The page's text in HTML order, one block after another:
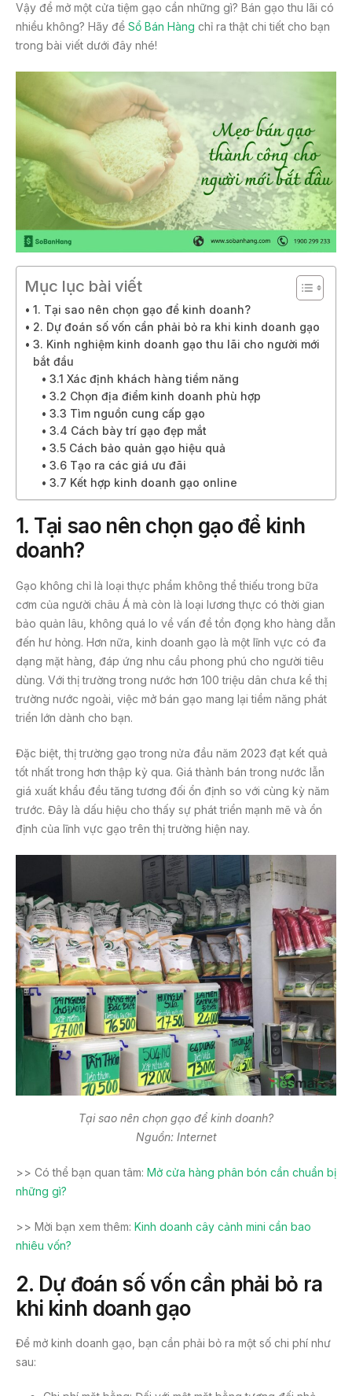
Vậy để mở một cửa tiệm gạo cần những gì? Bán gạo thu lãi có
nhiều không? Hãy để Sổ Bán Hàng chỉ ra thật chi tiết cho bạn
trong bài viết dưới đây nhé!
Mục lục bài viết
1. Tại sao nên chọn gạo để kinh doanh?
2. Dự đoán số vốn cần phải bỏ ra khi kinh doanh gạo
3. Kinh nghiệm kinh doanh gạo thu lãi cho người mới
bắt đầu
3.1 Xác định khách hàng tiềm năng
3.2 Chọn địa điểm kinh doanh phù hợp
3.3 Tìm nguồn cung cấp gạo
3.4 Cách bày trí gạo đẹp mắt
3.5 Cách bảo quản gạo hiệu quả
3.6 Tạo ra các giá ưu đãi
3.7 Kết hợp kinh doanh gạo online
1. Tại sao nên chọn gạo để kinh
doanh?
Gạo không chỉ là loại thực phẩm không thể thiếu trong bữa
cơm của người châu Á mà còn là loại lương thực có thời gian
bảo quản lâu, không quá lo về vấn đề tồn đọng kho hàng dẫn
đến hư hỏng. Hơn nữa, kinh doanh gạo là một lĩnh vực có đa
dạng mặt hàng, đáp ứng nhu cầu phong phú cho người tiêu
dùng. Với thị trường trong nước hơn 100 triệu dân chưa kể thị
trường nước ngoài, việc mở bán gạo mang lại tiềm năng phát
triển lớn dành cho bạn.
Đặc biệt, thị trường gạo trong nửa đầu năm 2023 đạt kết quả
tốt nhất trong hơn thập kỷ qua. Giá thành bán trong nước lẫn
giá xuất khẩu đều tăng tương đối ổn định so với cùng kỳ năm
trước. Đây là dấu hiệu cho thấy sự phát triển mạnh mẽ và ổn
định của lĩnh vực gạo trên thị trường hiện nay.
Tại sao nên chọn gạo để kinh doanh?
Nguồn: Internet
>> Có thể bạn quan tâm: Mở cửa hàng phân bón cần chuẩn bị
những gì?
>> Mời bạn xem thêm: Kinh doanh cây cảnh mini cần bao
nhiêu vốn?
2. Dự đoán số vốn cần phải bỏ ra
khi kinh doanh gạo
Để mở kinh doanh gạo, bạn cần phải bỏ ra một số chi phí như
sau: